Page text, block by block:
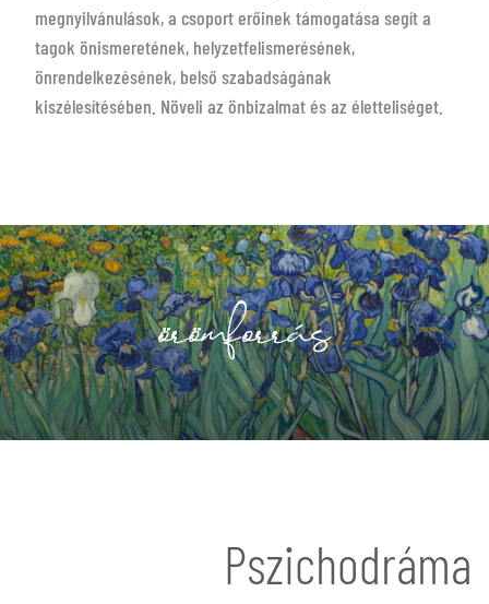
megnyilvánulások, a csoport erőinek támogatása segít a
tagok önismeretének, helyzetfelismerésének,
önrendelkezésének, belső szabadságának
kiszélesítésében. Növeli az önbizalmat és az életteliséget.
örömforrás
Pszichodráma